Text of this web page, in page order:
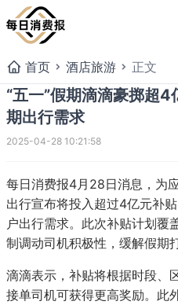
首页 酒店旅游 正文
“五一”假期滴滴豪掷超
期出行需求
2025-04-28 10:21:58
每日消费报4月28日消息，为
出行宣布将投入超过4亿元补
户出行需求。此次补贴计划覆
制调动司机积极性，缓解假期
滴滴表示，补贴将根据时段、
接单司机可获得更高奖励。此
“五一”假期